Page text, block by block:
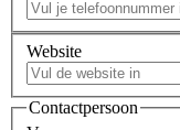
Website
Contactpersoon